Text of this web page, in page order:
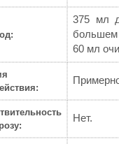
375 мл
большем
60 мл
Нет.